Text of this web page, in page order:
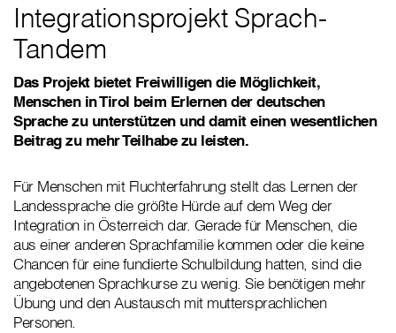
Integrationsprojekt Sprach-
Tandem
Das Projekt bietet Freiwilligen die Möglichkeit,
Menschen in Tirol beim Erlernen der deutschen
Sprache zu unterstützen und damit einen wesentlichen
Beitrag zu mehr Teilhabe zu leisten.
Für Menschen mit Fluchterfahrung stellt das Lernen der
Landessprache die größte Hürde auf dem Weg der
Integration in Österreich dar. Gerade für Menschen, die
aus einer anderen Sprachfamilie kommen oder die keine
Chancen für eine fundierte Schulbildung hatten, sind die
angebotenen Sprachkurse zu wenig. Sie benötigen mehr
Übung und den Austausch mit muttersprachlichen
Personen.